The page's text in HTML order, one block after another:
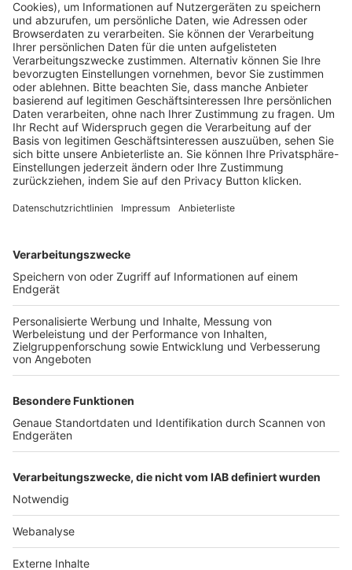
Pässe und Vereinswechsel
Trainerausbildung
Schulungsangebot Vereinsmitarbeiter
BFV-Geschäftsstellen
Trainerbörse
Login SpielPlus
FOLGE DEM BFV
TOP-VEREINE
TOP-PARTNER
Nutzungsbedingungen Datenschutz Impressum